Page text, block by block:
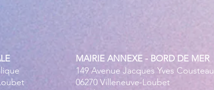
MAIRIE ANNEXE - BORD DE MER
149 Avenue Jacques Yves Cousteau
06270 Villeneuve-Loubet